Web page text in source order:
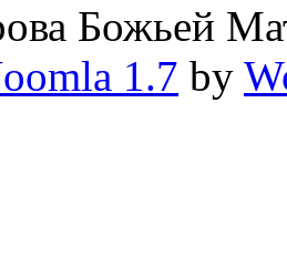
Божьей
1.7 by